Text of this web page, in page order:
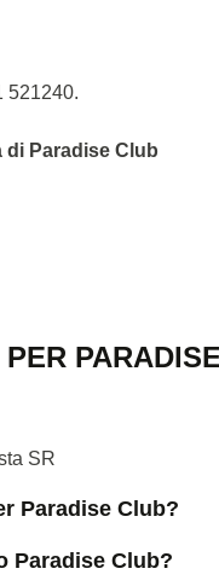
521240.
di Paradise Club
SR
Paradise Club?
Paradise Club?